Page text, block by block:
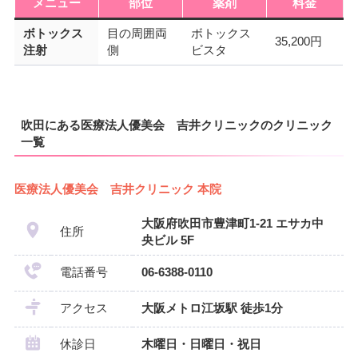
メニュー 部位 薬剤 料金
ボトックス
注射
目の周囲両
側
ボトックス
ビスタ
35,200円
吹田にある医療法人優美会 吉井クリニックのクリニック
一覧
医療法人優美会 吉井クリニック 本院
住所
大阪府吹田市豊津町1-21 エサカ中
央ビル 5F
電話番号 06-6388-0110
アクセス 大阪メトロ江坂駅 徒歩1分
休診日 木曜日・日曜日・祝日